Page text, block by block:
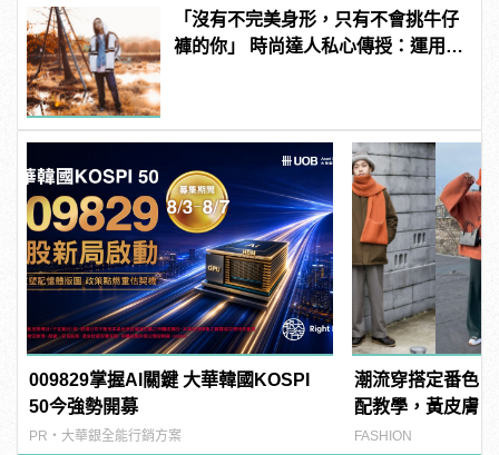
「沒有不完美身形，只有不會挑牛仔
褲的你」 時尚達人私心傳授：運用
009829掌握AI關鍵 大華韓國KOSPI
50今強勢開募
PR・大華銀全能行銷方案
潮流穿搭定番色
配教學，黃皮膚
馭！
FASHION